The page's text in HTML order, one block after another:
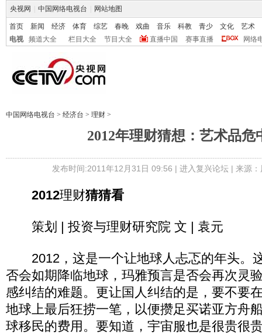
央视网 中国网络电视台 网站地图
首页 新闻 经济 体育 综艺 春晚 戏曲 音乐 科教 青少 文化
艺术
电视
频道大全 栏目大全 节目大全 直播中国 赛事直播 网络
中国网络电视台 > 经济台 > 理财 >
2012年理财猜想：艺术品危
发布时间:2011年12月31日 09:56 | 进入复兴论坛| 来源
2012理财猜猜看
策划 | 投资与理财研究院 文 | 袁元
2012，这是一个让地球人忐忑的年头。
否会如期降临地球，玛雅预言是否会再次灵
感纠结的难题。更让国人纠结的是，要不要
地球上最后狂捞一笔，以便攒足买诺亚方舟
球移民的费用。要知道，宇宙服也是很贵很